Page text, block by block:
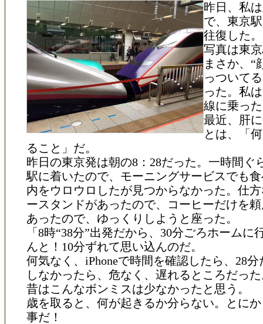
昨日、私
で、東京
往復した。
写真は東
まさか、“
っついて
った。私
線に乗っ
最近、肝
とは、「
ること」だ。
昨日の東京発は朝の8：28だった。一時間ぐ
駅に着いたので、モーニングサービスでも
内をウロウロしたが見つからなかった。仕
ースタンドがあったので、コーヒーだけを
あったので、ゆっくりしようと座った。
「8時“38分”出発だから、30分ごろホームに
んと！10分ずれて思い込んのだ。
何気なく、iPhoneで時間を確認したら、28
しなかったら、危なく、遅れるところだっ
昔はこんなボンミスは少なかったと思う。
歳を取ると、何が起きるか分らない。とに
事だ！